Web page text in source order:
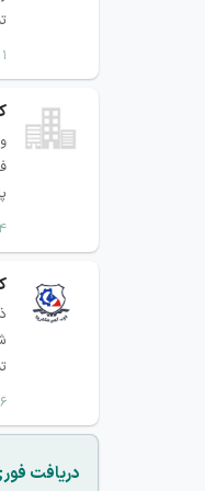
۱ روز پیش
۴ روز پیش
۶ روز پیش
دریافت